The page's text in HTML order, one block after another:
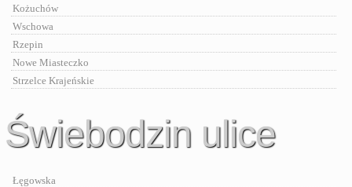
Kożuchów
Wschowa
Rzepin
Nowe Miasteczko
Strzelce Krajeńskie
Świebodzin ulice
Łęgowska